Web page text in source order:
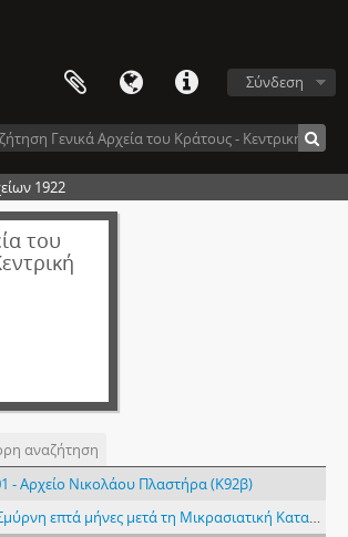
Σύνδεση
1922
του
αναζήτηση
- Αρχείο Νικολάου Πλαστήρα (Κ92β)
επτά μήνες μετά τη Μικρασιατική Καταστροφή, στα τέλη Μαρτίου - αρχές Απριλίου 1923.